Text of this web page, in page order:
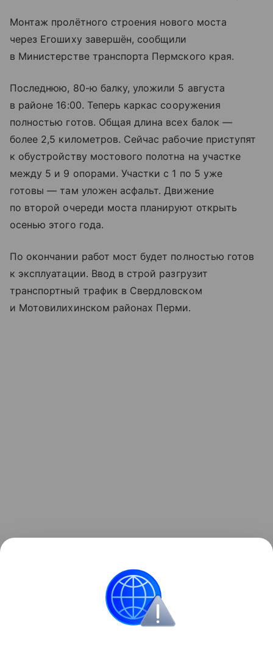
Монтаж пролётного строения нового моста
через Егошиху завершён, сообщили
в Министерстве транспорта Пермского края.
Последнюю, 80-ю балку, уложили 5 августа
в районе 16:00. Теперь каркас сооружения
полностью готов. Общая длина всех балок —
более 2,5 километров. Сейчас рабочие приступят
к обустройству мостового полотна на участке
между 5 и 9 опорами. Участки с 1 по 5 уже
готовы — там уложен асфальт. Движение
по второй очереди моста планируют открыть
осенью этого года.
По окончании работ мост будет полностью готов
к эксплуатации. Ввод в строй разгрузит
транспортный трафик в Свердловском
и Мотовилихинском районах Перми.
Напомним, 1 августа в Перми открыли движение
по участку трассы ТР-53. Также разгрузил два
микрорайона — Садовый и Вышку-2. Подробнее
читайте в материале сайта perm.aif.ru.